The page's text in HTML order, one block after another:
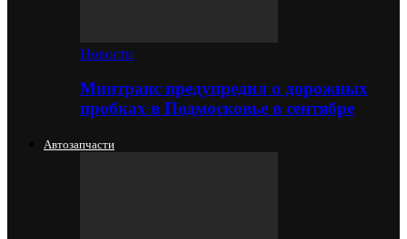
Новости
Минтранс предупредил о дорожных
пробках в Подмосковье в сентябре
Автозапчасти